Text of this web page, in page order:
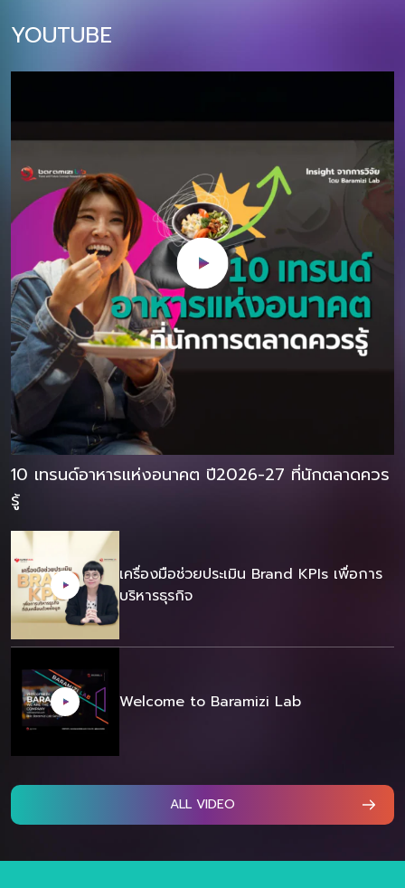
Sustainability และ Omnichannel
ทบโดยตรงต่อกลยุทธ์การตลาดและการ
AI ผู้ช่วยที่แท้จริง ปี 2026 เป็นปีที่ AI
จะก้าวจากเครื่องมือสร้างคอนเทนต์
(Generative AI) ไปสู่ “Agentic AI” ที่
สามารถทำงานแทนมนุษย์ได้อย่าง
อัตโนมัติและชาญฉลาด AI ในปี 2026 จะ
ไม่ใช่แค่ตอบคำถามหรือสร้างภาพ แต่จะ
สามารถวางแผนแคมเปญ วิเคราะห์ข้อมูล
ลูกค้า ปรับกลยุทธ์แบบเรียลไทม์ และดำ
เนินการตั […]
สะสม และชุมชนศิ
ทั่วโลกมีมูลค่า
ในปี 2566 และ
CAGR ที่ 15%
1,000 พันล้านเ
2573 โดยตลา
อยู่ในทวีปเอเชีย
ตามลำดับ สำหรั
และเกาหลีใต้ เป็
YOUTUBE
10 เทรนด์อาหารแห่งอนาคต ปี2026-27 ที่นักตลาดควร
รู้
เครื่องมือช่วยประเมิน Brand KPIs เพื่อการ
บริหารธุรกิจ
Welcome to Baramizi Lab
ALL VIDEO